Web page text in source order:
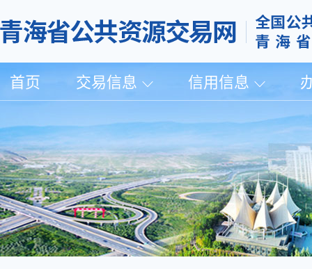
首页 交易信息 信用信息